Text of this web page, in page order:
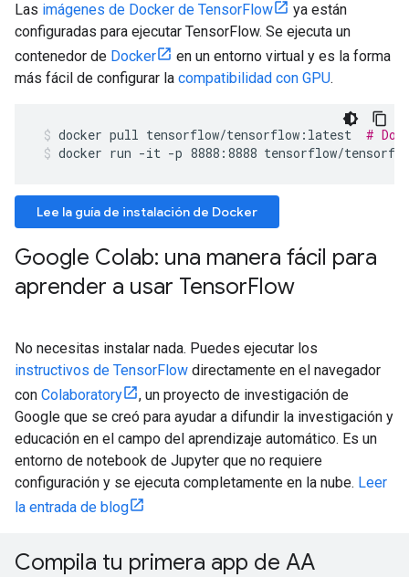
Las imágenes de Docker de TensorFlow
ya están
configuradas para ejecutar TensorFlow. Se ejecuta un
contenedor de Docker
en un entorno virtual y es la forma
más fácil de configurar la compatibilidad con GPU.
docker pull tensorflow/tensorflow:latest
#
docker run -it -p 8888:8888 tensorflow/
Lee la guía de instalación de Docker
Google Colab: una manera fácil para
aprender a usar TensorFlow
No necesitas instalar nada. Puedes ejecutar los
instructivos de TensorFlow directamente en el navegador
con Colaboratory
, un proyecto de investigación de
Google que se creó para ayudar a difundir la investigación y
educación en el campo del aprendizaje automático. Es un
entorno de notebook de Jupyter que no requiere
configuración y se ejecuta completamente en la nube. Leer
la entrada de blog
Compila tu primera app de AA